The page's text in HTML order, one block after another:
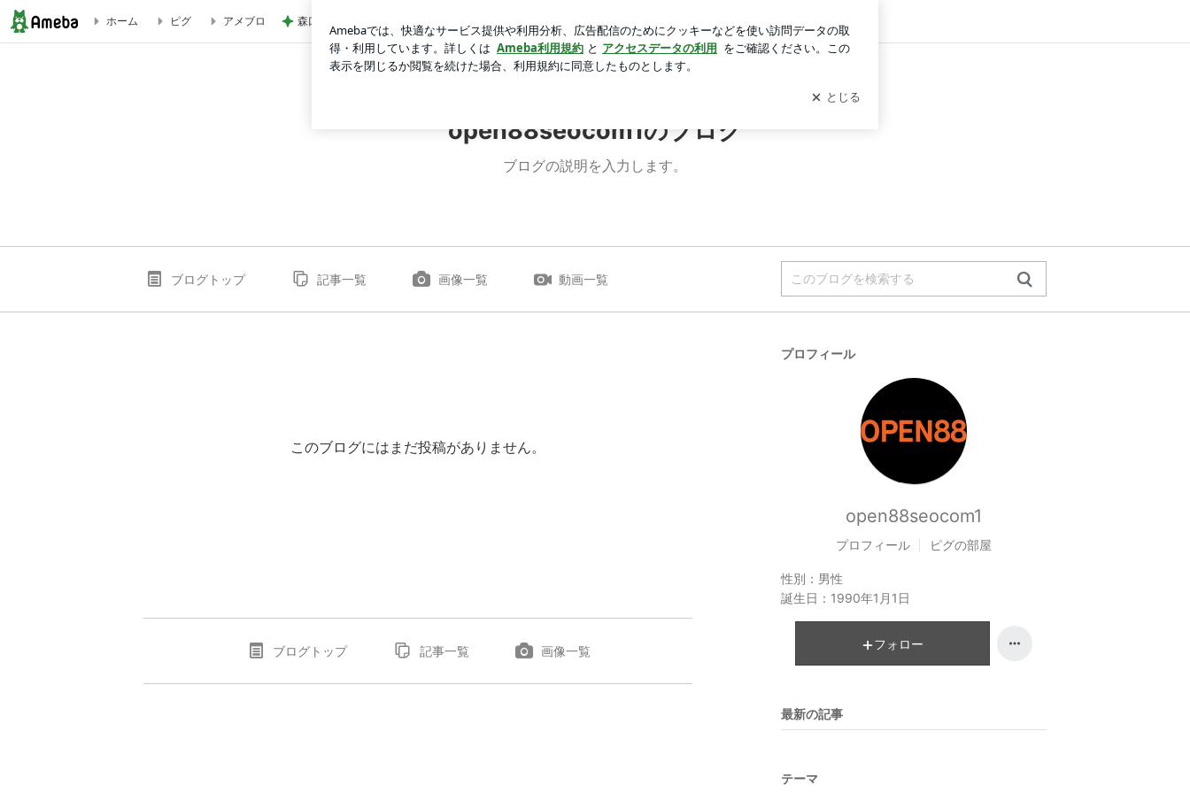
ホーム ピグ アメブロ 森口博子 41個のドーナツに感激 ログイン
open88seocom1のブログ
ブログの説明を入力します。
ブログトップ 記事一覧 画像一覧 動画一覧
このブログにはまだ投稿がありません。
ブログトップ 記事一覧 画像一覧
プロフィール
open88seocom1
プロフィール ピグの部屋
性別： 男性
誕生日： 1990年1月1日
フォロー
最新の記事
テーマ